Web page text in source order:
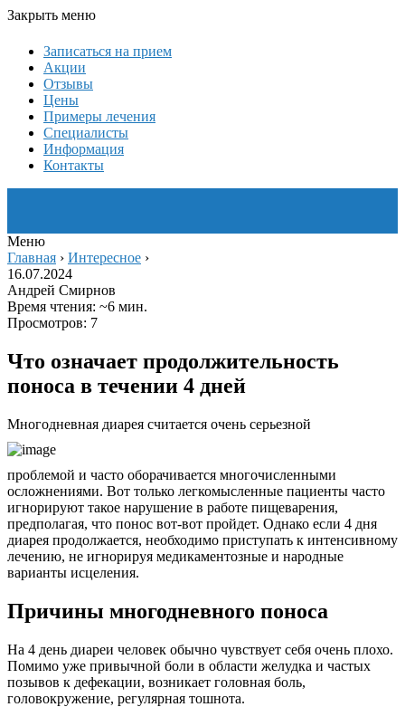
Закрыть меню
Записаться на прием
Акции
Отзывы
Цены
Примеры лечения
Специалисты
Информация
Контакты
Меню
Главная › Интересное ›
16.07.2024
Андрей Смирнов
Время чтения: ~6 мин.
Просмотров: 7
Что означает продолжительность
поноса в течении 4 дней
Многодневная диарея считается очень серьезной
проблемой и часто оборачивается многочисленными
осложнениями. Вот только легкомысленные пациенты часто
игнорируют такое нарушение в работе пищеварения,
предполагая, что понос вот-вот пройдет. Однако если 4 дня
диарея продолжается, необходимо приступать к интенсивному
лечению, не игнорируя медикаментозные и народные
варианты исцеления.
Причины многодневного поноса
На 4 день диареи человек обычно чувствует себя очень плохо.
Помимо уже привычной боли в области желудка и частых
позывов к дефекации, возникает головная боль,
головокружение, регулярная тошнота.